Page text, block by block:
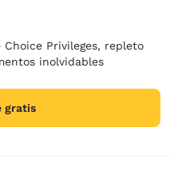
Privileges, repleto
inolvidables
gratis